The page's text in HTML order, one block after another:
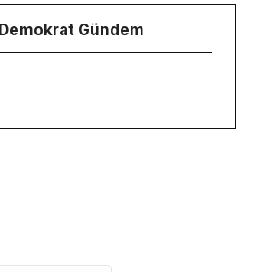
Demokrat Gündem